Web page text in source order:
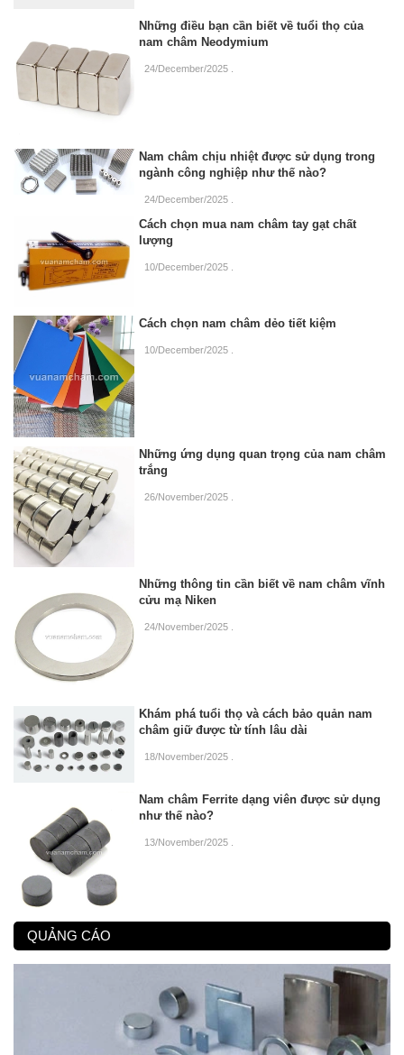
Những điều bạn cần biết về tuổi thọ của
nam châm Neodymium
24/December/2025
Nam châm chịu nhiệt được sử dụng trong
ngành công nghiệp như thế nào?
24/December/2025
Cách chọn mua nam châm tay gạt chất
lượng
10/December/2025
Cách chọn nam châm dẻo tiết kiệm
10/December/2025
Những ứng dụng quan trọng của nam châm
trắng
26/November/2025
Những thông tin cần biết về nam châm vĩnh
cửu mạ Niken
24/November/2025
Khám phá tuổi thọ và cách bảo quản nam
châm giữ được từ tính lâu dài
18/November/2025
Nam châm Ferrite dạng viên được sử dụng
như thế nào?
13/November/2025
QUẢNG CÁO